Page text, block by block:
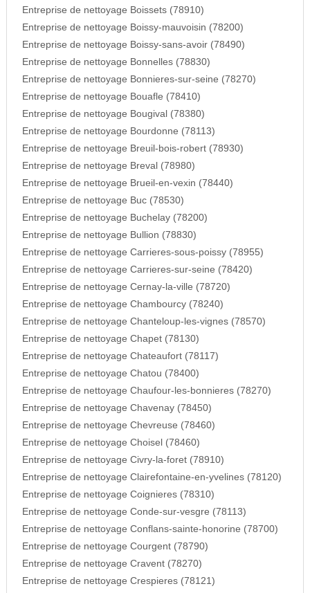
Entreprise de nettoyage Boissets (78910)
Entreprise de nettoyage Boissy-mauvoisin (78200)
Entreprise de nettoyage Boissy-sans-avoir (78490)
Entreprise de nettoyage Bonnelles (78830)
Entreprise de nettoyage Bonnieres-sur-seine (78270)
Entreprise de nettoyage Bouafle (78410)
Entreprise de nettoyage Bougival (78380)
Entreprise de nettoyage Bourdonne (78113)
Entreprise de nettoyage Breuil-bois-robert (78930)
Entreprise de nettoyage Breval (78980)
Entreprise de nettoyage Brueil-en-vexin (78440)
Entreprise de nettoyage Buc (78530)
Entreprise de nettoyage Buchelay (78200)
Entreprise de nettoyage Bullion (78830)
Entreprise de nettoyage Carrieres-sous-poissy (78955)
Entreprise de nettoyage Carrieres-sur-seine (78420)
Entreprise de nettoyage Cernay-la-ville (78720)
Entreprise de nettoyage Chambourcy (78240)
Entreprise de nettoyage Chanteloup-les-vignes (78570)
Entreprise de nettoyage Chapet (78130)
Entreprise de nettoyage Chateaufort (78117)
Entreprise de nettoyage Chatou (78400)
Entreprise de nettoyage Chaufour-les-bonnieres (78270)
Entreprise de nettoyage Chavenay (78450)
Entreprise de nettoyage Chevreuse (78460)
Entreprise de nettoyage Choisel (78460)
Entreprise de nettoyage Civry-la-foret (78910)
Entreprise de nettoyage Clairefontaine-en-yvelines (78120)
Entreprise de nettoyage Coignieres (78310)
Entreprise de nettoyage Conde-sur-vesgre (78113)
Entreprise de nettoyage Conflans-sainte-honorine (78700)
Entreprise de nettoyage Courgent (78790)
Entreprise de nettoyage Cravent (78270)
Entreprise de nettoyage Crespieres (78121)